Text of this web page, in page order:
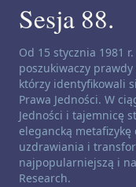
Sesja 88.
Zastrzeżenie
Od 15 stycznia 1981
poszukiwaczy
którzy identyfikowali
Prawa Jedności. W
Jedności i tajemnicę
elegancką metafizykę
uzdrawiania i
najpopularniejszą i
Research.